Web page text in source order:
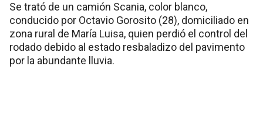
Se trató de un camión Scania, color blanco,
conducido por Octavio Gorosito (28), domiciliado en
zona rural de María Luisa, quien perdió el control del
rodado debido al estado resbaladizo del pavimento
por la abundante lluvia.